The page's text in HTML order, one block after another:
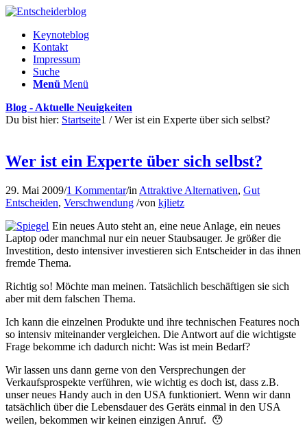
Keynoteblog
Kontakt
Impressum
Suche
Menü Menü
Blog - Aktuelle Neuigkeiten
Du bist hier: Startseite1 / Wer ist ein Experte über sich selbst?
Wer ist ein Experte über sich selbst?
29. Mai 2009/1 Kommentar/in Attraktive Alternativen, Gut
Entscheiden, Verschwendung /von kjlietz
Ein neues Auto steht an, eine neue Anlage, ein neues
Laptop oder manchmal nur ein neuer Staubsauger. Je größer die
Investition, desto intensiver investieren sich Entscheider in das ihnen
fremde Thema.
Richtig so! Möchte man meinen. Tatsächlich beschäftigen sie sich
aber mit dem falschen Thema.
Ich kann die einzelnen Produkte und ihre technischen Features noch
so intensiv miteinander vergleichen. Die Antwort auf die wichtigste
Frage bekomme ich dadurch nicht: Was ist mein Bedarf?
Wir lassen uns dann gerne von den Versprechungen der
Verkaufsprospekte verführen, wie wichtig es doch ist, dass z.B.
unser neues Handy auch in den USA funktioniert. Wenn wir dann
tatsächlich über die Lebensdauer des Geräts einmal in den USA
weilen, bekommen wir keinen einzigen Anruf. 😯